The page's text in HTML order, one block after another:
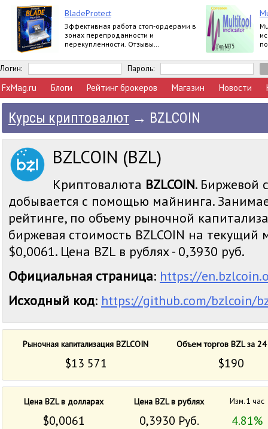
BladeProtect
Эффективная работа стоп-ордерами в
зонах перепроданности и
перекупленности. Отзывы
https://www.mql5.com/ru/market/product/8739#
Логин: Пароль:
FxMag.ru Блоги Рейтинг брокеров Магазин Новости
Курсы криптовалют → BZLCOIN
BZLCOIN (BZL)
Криптовалюта BZLCOIN. Биржевой
добывается с помощью майнинга.
рейтинге, по объему рыночной
биржевая стоимость BZLCOIN на текущий
$0,0061. Цена BZL в рублях - 0,3930 руб.
Официальная страница: https://
Исходный код: https://github.com/bzlcoin/
Рыночная капитализация BZLCOIN Объем торгов BZL за 24
$13 571 $190
Цена BZL в долларах Цена BZL в рублях Изм. 1 час
$0,0061 0,3930 Руб. 4.81%